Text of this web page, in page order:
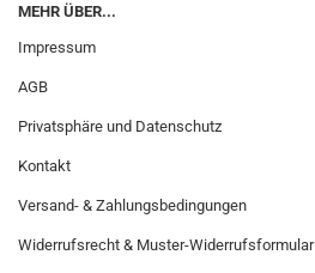
MEHR ÜBER...
Impressum
AGB
Privatsphäre und Datenschutz
Kontakt
Versand- & Zahlungsbedingungen
Widerrufsrecht & Muster-Widerrufsformular